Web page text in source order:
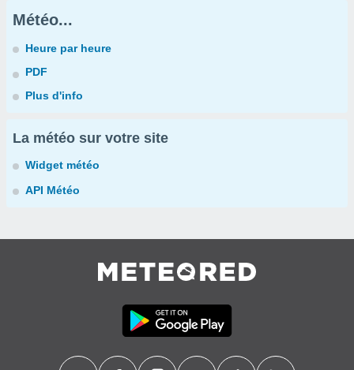
Météo...
Heure par heure
PDF
Plus d'info
La météo sur votre site
Widget météo
API Météo